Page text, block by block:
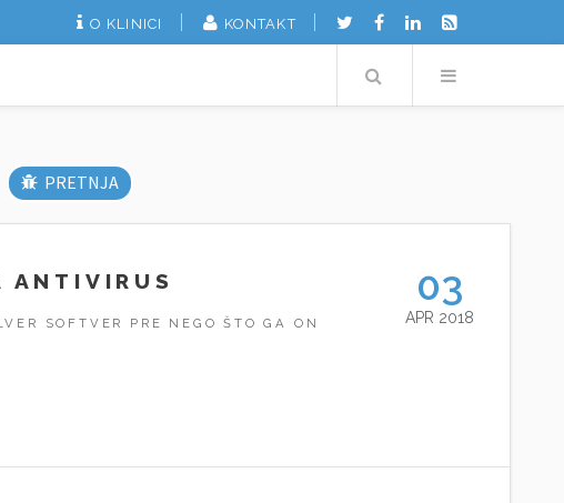
O KLINICI KONTAKT
Search
PRETNJA
ANTIVIRUS
SOFTVER PRE NEGO ŠTO GA ON
03
APR 2018